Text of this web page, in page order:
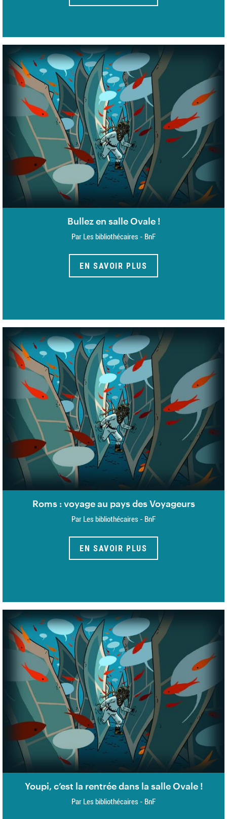
Bullez en salle Ovale !
Par Les bibliothécaires - BnF
EN SAVOIR PLUS
Roms : voyage au pays des Voyageurs
Par Les bibliothécaires - BnF
EN SAVOIR PLUS
Youpi, c’est la rentrée dans la salle Ovale !
Par Les bibliothécaires - BnF